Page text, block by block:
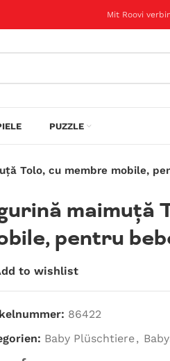
Mit Roovi
PUZZLE
Tolo, cu membre mobile,
maimuță
pentru
to wishlist
86422
Baby Plüschtiere,